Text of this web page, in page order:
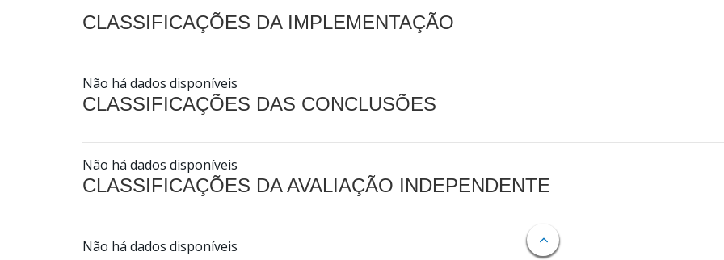
CLASSIFICAÇÕES DA IMPLEMENTAÇÃO
Não há dados disponíveis
CLASSIFICAÇÕES DAS CONCLUSÕES
Não há dados disponíveis
CLASSIFICAÇÕES DA AVALIAÇÃO INDEPENDENTE
Não há dados disponíveis